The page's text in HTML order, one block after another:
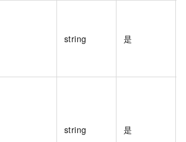
string 是
string 是